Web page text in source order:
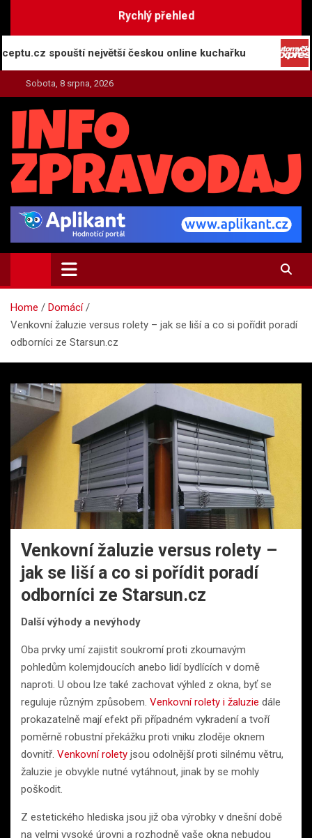
Rychlý přehled
spouští největší českou online kuchařku
Sobota, 8 srpna, 2026
INFO-ZPRAVODAJ.CZ
Zpravodajství | Press | Tiskové zprávy
Home
Domácí
Venkovní žaluzie versus rolety – jak se liší a co si pořídit poradí
odborníci ze Starsun.cz
Venkovní žaluzie versus rolety –
jak se liší a co si pořídit poradí
odborníci ze Starsun.cz
Další výhody a nevýhody
Oba prvky umí zajistit soukromí proti zkoumavým
pohledům kolemjdoucích anebo lidí bydlících v domě
naproti. U obou lze také zachovat výhled z okna, byť se
reguluje různým způsobem. Venkovní rolety i žaluzie dále
prokazatelně mají efekt při případném vykradení a tvoří
poměrně robustní překážku proti vniku zloděje oknem
dovnitř. Venkovní rolety jsou odolnější proti silnému větru,
žaluzie je obvykle nutné vytáhnout, jinak by se mohly
poškodit.
Z estetického hlediska jsou již oba výrobky v dnešní době
na velmi vysoké úrovni a rozhodně vaše okna nebudou